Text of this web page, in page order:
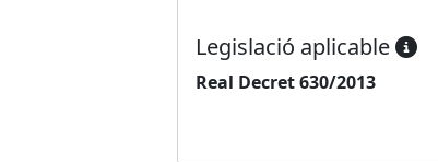
Legislació aplicable
Real Decret 630/2013